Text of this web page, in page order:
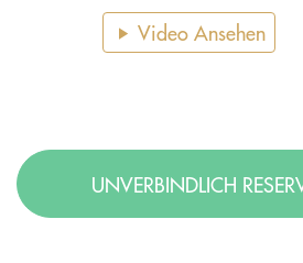
Video Ansehen
UNVERBINDLICH